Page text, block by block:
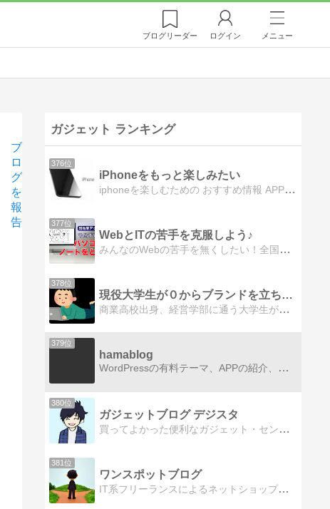
ブログリーダー ログイン メニュー
ブ
ロ
グ
を
報
告
ガジェット ランキング
376位
iPhoneをもっと楽しみたい
iphoneを楽しむための おすすめ情報 APPLE製品など情報
377位
WebとITの苦手を克服しよう♪
みんなのWebの苦手を無くしたい！全国1位オンライン講師経験、現Webデザイナー知り合う人から「Webのこと教えて！」と色々ヘルプが飛んでくる日々なので。できる限りたくさんの人の「Webの苦手」を減らすためにブログや動画を始めます！
378位
現役大学生が０からブランドを立ち上げてみる
商業高校出身、経営学部に通う大学生が今までの知識を活用し、ブランドを立ち上げる話
379位
hamablog
WordPressの有料テーマ、APPの紹介、アフェリエイトの情報、日常生活に役立つ情報を中心に記事を書いています。日々役立つ情報を更新していますので是非チェックしてみてね！！
380位
ガジェットブログ デジスタ
買ってよかった便利なガジェット・センスのいい生活雑貨・写真関連の情報を丁寧に発信していきます！
381位
ワンスポットブログ
IT系フリーランスによるネットショップ、ファイルメーカー、ワードプレス、イラストレーター関連ブログ